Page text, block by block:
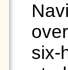
six-